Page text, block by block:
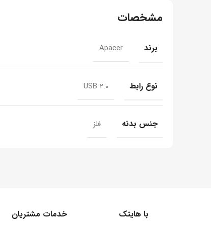
مشخصات
برند Apacer
نوع رابط USB 2.0
جنس بدنه فلز
با هایتک خدمات مشتریان